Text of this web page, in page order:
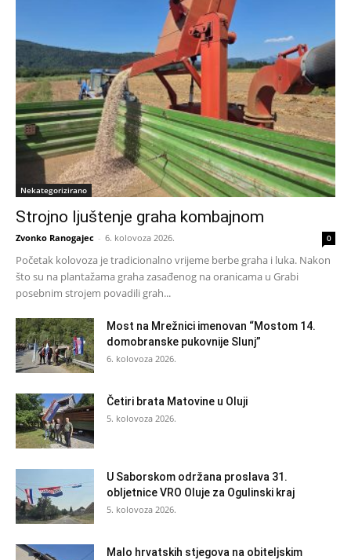
Nekategorizirano
Strojno ljuštenje graha kombajnom
Zvonko Ranogajec - 6. kolovoza 2026. 0
Početak kolovoza je tradicionalno vrijeme berbe graha i luka. Nakon
što su na plantažama graha zasađenog na oranicama u Grabi
posebnim strojem povadili grah...
Most na Mrežnici imenovan “Mostom 14.
domobranske pukovnije Slunj”
6. kolovoza 2026.
Četiri brata Matovine u Oluji
5. kolovoza 2026.
U Saborskom održana proslava 31.
obljetnice VRO Oluje za Ogulinski kraj
5. kolovoza 2026.
Malo hrvatskih stjegova na obiteljskim